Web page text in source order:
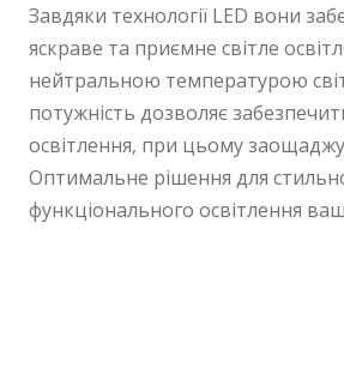
Завдяки технології LED вони
яскраве та приємне світле
нейтральною температурою
потужність дозволяє
освітлення, при цьому
Оптимальне рішення для
функціонального освітлення